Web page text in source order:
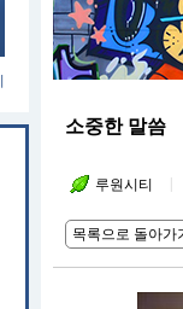
소중한 말씀
루원시티
목록으로 돌아가